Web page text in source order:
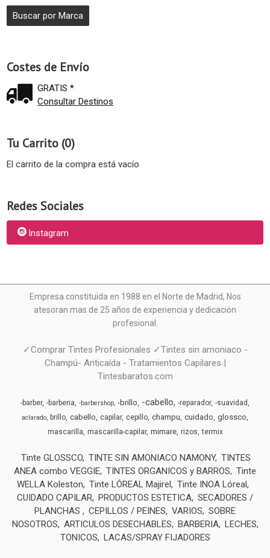
Costes de Envío
GRATIS *
Consultar Destinos
Tu Carrito (0)
El carrito de la compra está vacío
Redes Sociales
Instagram
Empresa constituida en 1988 en el Norte de Madrid, Nos
atesoran mas de 25 años de experiencia y dedicación
profesional.
✓Comprar Tintes Profesionales ✓Tintes sin amoniaco -
Champú- Anticaída - Tratamientos Capilares |
Tintesbaratos.com
-barber -barberia -barbershop -brillo -cabello -reparador -suavidad
aclarado brillo cabello capilar cepillo champu cuidado glossco
mascarilla mascarilla-capilar mimare rizos termix
Tinte GLOSSCO TINTE SIN AMONIACO NAMONY TINTES
ANEA combo VEGGIE TINTES ORGANICOS y BARROS
Tinte
WELLA Koleston
Tinte LÓREAL Majirel
Tinte INOA Lóreal
CUIDADO CAPILAR PRODUCTOS ESTETICA SECADORES /
PLANCHAS
CEPILLOS / PEINES VARIOS
SOBRE
NOSOTROS
ARTICULOS DESECHABLES BARBERIA LECHES,
TONICOS
LACAS/SPRAY FIJADORES